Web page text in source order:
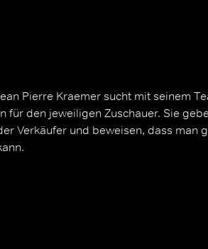
Pierre Kraemer sucht mit seinem
für den jeweiligen Zuschauer. Sie
Verkäufer und beweisen, dass man